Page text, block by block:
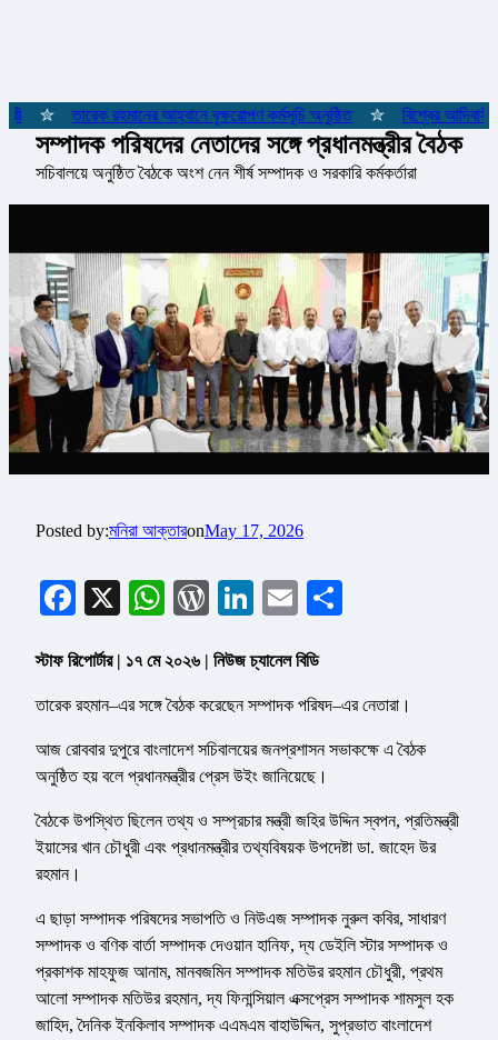
✮ তারেক রহমানের আহ্বানে বৃক্ষরোপণ কর্মসূচি অনুষ্ঠিত ✮ বিশ্বের আদিবাসী
সম্পাদক পরিষদের নেতাদের সঙ্গে প্রধানমন্ত্রীর বৈঠক
সচিবালয়ে অনুষ্ঠিত বৈঠকে অংশ নেন শীর্ষ সম্পাদক ও সরকারি কর্মকর্তারা
Posted by:মনিরা আক্তারonMay 17, 2026
Facebook
X WhatsApp
WordPress
LinkedIn
Email
স্টাফ রিপোর্টার | ১৭ মে ২০২৬ | নিউজ চ্যানেল বিডি
তারেক রহমান–এর সঙ্গে বৈঠক করেছেন সম্পাদক পরিষদ–এর নেতারা।
আজ রোববার দুপুরে বাংলাদেশ সচিবালয়ের জনপ্রশাসন সভাকক্ষে এ বৈঠক
অনুষ্ঠিত হয় বলে প্রধানমন্ত্রীর প্রেস উইং জানিয়েছে।
বৈঠকে উপস্থিত ছিলেন তথ্য ও সম্প্রচার মন্ত্রী জহির উদ্দিন স্বপন, প্রতিমন্ত্রী
ইয়াসের খান চৌধুরী এবং প্রধানমন্ত্রীর তথ্যবিষয়ক উপদেষ্টা ডা. জাহেদ উর
রহমান।
এ ছাড়া সম্পাদক পরিষদের সভাপতি ও নিউএজ সম্পাদক নুরুল কবির, সাধারণ
সম্পাদক ও বণিক বার্তা সম্পাদক দেওয়ান হানিফ, দ্য ডেইলি স্টার সম্পাদক ও
প্রকাশক মাহফুজ আনাম, মানবজমিন সম্পাদক মতিউর রহমান চৌধুরী, প্রথম
আলো সম্পাদক মতিউর রহমান, দ্য ফিনান্সিয়াল এক্সপ্রেস সম্পাদক শামসুল হক
জাহিদ, দৈনিক ইনকিলাব সম্পাদক এএমএম বাহাউদ্দিন, সুপ্রভাত বাংলাদেশ